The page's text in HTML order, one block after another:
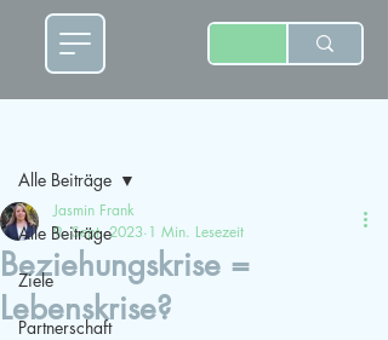
Alle Beiträge
Ziele
Partnerschaft
Alle Beiträge
Beziehungskrise =
Lebenskrise?
Jasmin Frank
9. Sept. 2023 1 Min. Lesezeit